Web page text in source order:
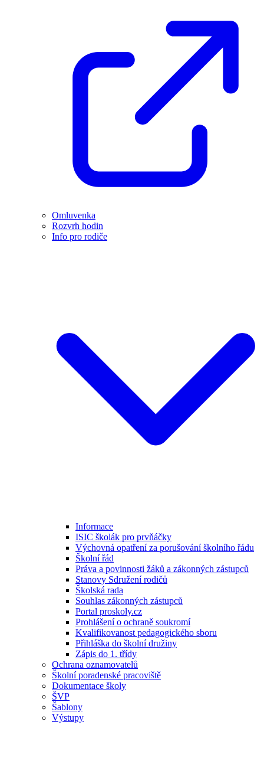
Omluvenka
Rozvrh hodin
Info pro rodiče
Informace
ISIC školák pro prvňáčky
Výchovná opatření za porušování školního řádu
Školní řád
Práva a povinnosti žáků a zákonných zástupců
Stanovy Sdružení rodičů
Školská rada
Souhlas zákonných zástupců
Portal proskoly.cz
Prohlášení o ochraně soukromí
Kvalifikovanost pedagogického sboru
Přihláška do školní družiny
Zápis do 1. třídy
Ochrana oznamovatelů
Školní poradenské pracoviště
Dokumentace školy
ŠVP
Šablony
Výstupy